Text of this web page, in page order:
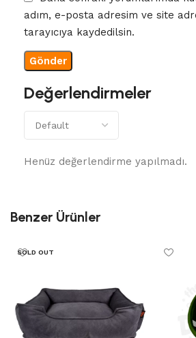
Değerlendirmeler
Henüz değerlendirme yapılmadı.
adım, e-posta adresim ve site
tarayıcıya kaydedilsin.
Benzer Ürünler
SOLD OUT